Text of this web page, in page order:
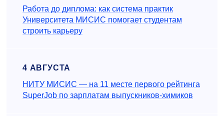
Работа до диплома: как система практик
Университета МИСИС помогает студентам
строить карьеру
4 АВГУСТА
НИТУ МИСИС — на 11 месте первого рейтинга
SuperJob по зарплатам выпускников-химиков